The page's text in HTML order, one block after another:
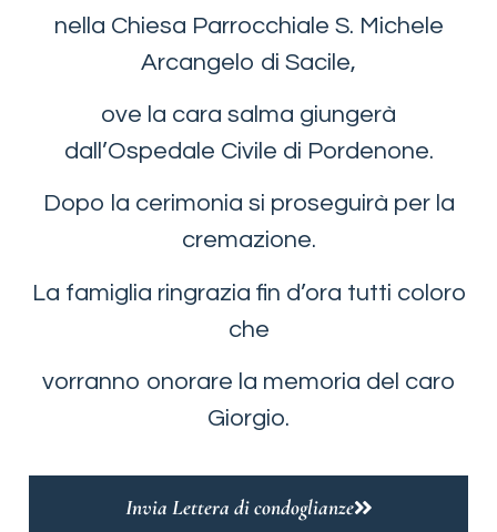
nella Chiesa Parrocchiale S. Michele
Arcangelo di Sacile,
ove la cara salma giungerà
dall’Ospedale Civile di Pordenone.
Dopo la cerimonia si proseguirà per la
cremazione.
La famiglia ringrazia fin d’ora tutti coloro
che
vorranno onorare la memoria del caro
Giorgio.
Invia Lettera di condoglianze